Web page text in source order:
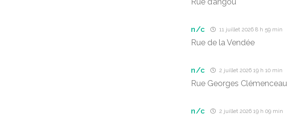
n/c 11 juillet 2026 8 h 59 min
Rue de la Vendée
n/c 2 juillet 2026 19 h 10 min
Rue Georges Clémenceau
n/c 2 juillet 2026 19 h 09 min